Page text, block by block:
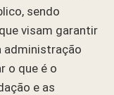
sendo
visam garantir
administração
o que é o
e as